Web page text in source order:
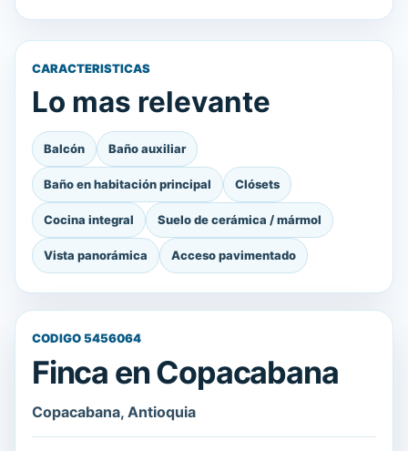
CARACTERISTICAS
Lo mas relevante
Balcón Baño auxiliar
Baño en habitación principal Clósets
Cocina integral Suelo de cerámica / mármol
Vista panorámica Acceso pavimentado
CODIGO 5456064
Finca en Copacabana
Copacabana, Antioquia